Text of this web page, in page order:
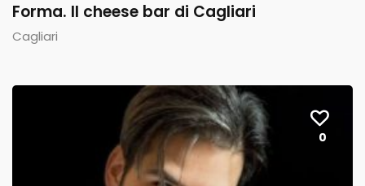
Forma. Il cheese bar di Cagliari
Cagliari
0